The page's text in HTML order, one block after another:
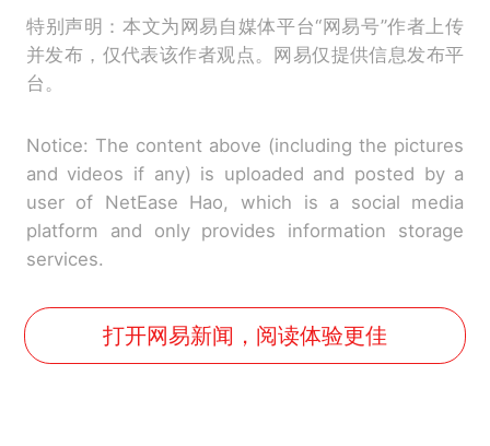
特别声明：本文为网易自媒体平台“网易号”作者上传
并发布，仅代表该作者观点。网易仅提供信息发布平
台。
Notice: The content above (including the pictures
and videos if any) is uploaded and posted by a
user of NetEase Hao, which is a social media
platform and only provides information storage
services.
打开网易新闻，阅读体验更佳